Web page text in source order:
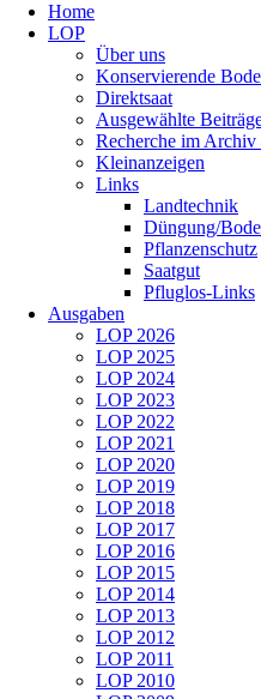
überspringen
Home
LOP
Über uns
Konservierende
Direktsaat
Ausgewählte
Recherche im Archiv
Kleinanzeigen
Links
Landtechnik
Düngung/
Pflanzenschutz
Saatgut
Pfluglos-Links
Ausgaben
LOP 2026
LOP 2025
LOP 2024
LOP 2023
LOP 2022
LOP 2021
LOP 2020
LOP 2019
LOP 2018
LOP 2017
LOP 2016
LOP 2015
LOP 2014
LOP 2013
LOP 2012
LOP 2011
LOP 2010